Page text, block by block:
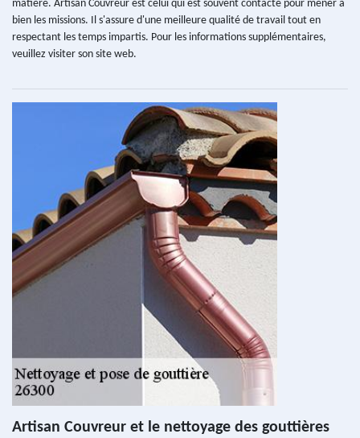
matière. Artisan Couvreur est celui qui est souvent contacté pour mener à
bien les missions. Il s'assure d'une meilleure qualité de travail tout en
respectant les temps impartis. Pour les informations supplémentaires,
veuillez visiter son site web.
Artisan Couvreur et le nettoyage des gouttières